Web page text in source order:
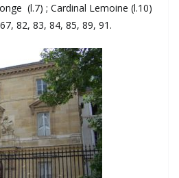
(l.7) ; Cardinal Lemoine (l.10)
82, 83, 84, 85, 89, 91.